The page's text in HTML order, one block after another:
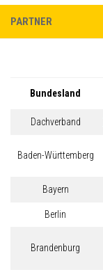
PARTNER
Bundesland
Dachverband
Baden-Württemberg
Bayern
Berlin
Brandenburg